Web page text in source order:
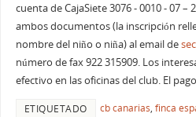
cuenta de CajaSiete 3076 - 0010 - 07 –
ambos documentos (la inscripción
nombre del niño o niña) al email de
número de fax 922 315909. Los
efectivo en las oficinas del club. El
ETIQUETADO cb canarias, finca